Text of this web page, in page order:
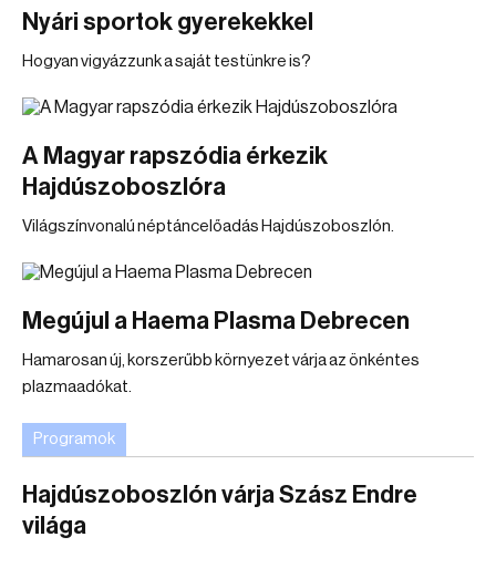
Nyári sportok gyerekekkel
Hogyan vigyázzunk a saját testünkre is?
A Magyar rapszódia érkezik
Hajdúszoboszlóra
Világszínvonalú néptáncelőadás Hajdúszoboszlón.
Megújul a Haema Plasma Debrecen
Hamarosan új, korszerűbb környezet várja az önkéntes
plazmaadókat.
Programok
Hajdúszoboszlón várja Szász Endre
világa